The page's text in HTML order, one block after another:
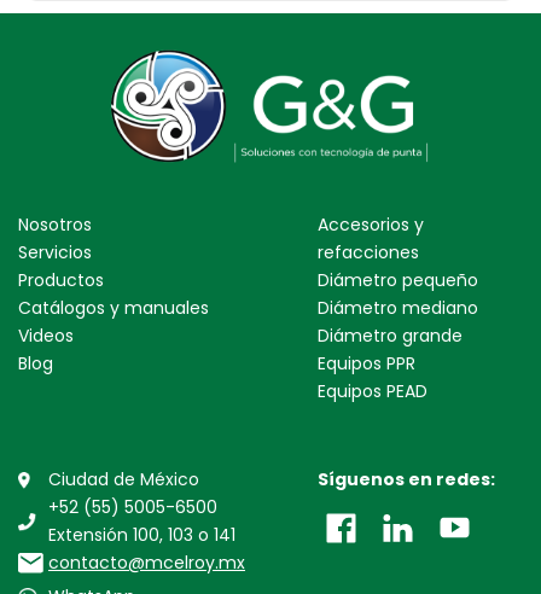
Nosotros
Servicios
Productos
Catálogos y manuales
Videos
Blog
Accesorios y
refacciones
Diámetro pequeño
Diámetro mediano
Diámetro grande
Equipos PPR
Equipos PEAD
Ciudad de México
+52 (55) 5005-6500
Extensión 100, 103 o 141
contacto@mcelroy.mx
Síguenos en redes: